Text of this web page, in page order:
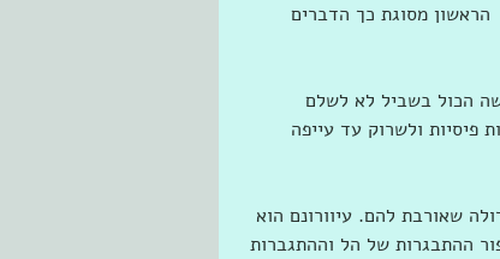
מסוגת כך הדברים
הכול בשביל לא לשלם
פיסיות ולשרוק עד עייפה
שאורבת להם. עיוורונם הוא
ההתבגרות של הל וההתגברות